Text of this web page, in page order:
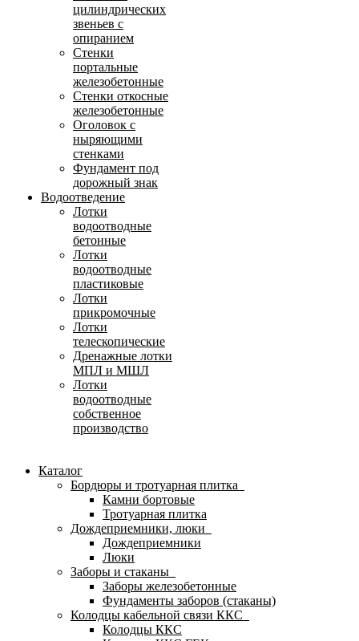
цилиндрических
звеньев с
опиранием
Стенки
портальные
железобетонные
Стенки откосные
железобетонные
Оголовок с
ныряющими
стенками
Фундамент под
дорожный знак
Водоотведение
Лотки
водоотводные
бетонные
Лотки
водоотводные
пластиковые
Лотки
прикромочные
Лотки
телескопические
Дренажные лотки
МПЛ и МШЛ
Лотки
водоотводные
собственное
производство
Каталог
Бордюры и тротуарная плитка
Камни бортовые
Тротуарная плитка
Дождеприемники, люки
Дождеприемники
Люки
Заборы и стаканы
Заборы железобетонные
Фундаменты заборов (стаканы)
Колодцы кабельной связи ККС
Колодцы ККС